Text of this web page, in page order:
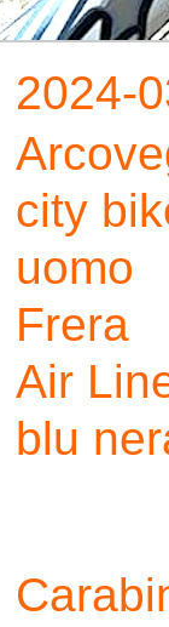
2024-
city
uomo
Frera
Air
blu